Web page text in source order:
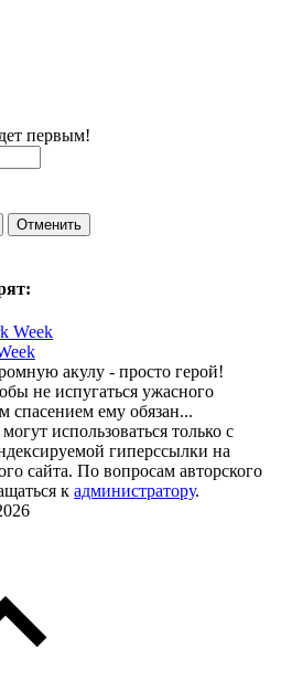
первым!
акулу - просто герой!
не испугаться ужасного
спасением ему обязан...
использоваться только с
гиперссылки на
сайта. По вопросам авторского
кадминистратору.